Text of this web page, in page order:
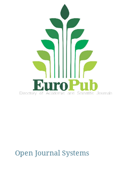
Open Journal Systems